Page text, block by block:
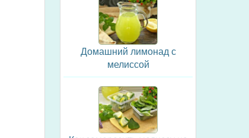
Домашний лимонад с
мелиссой